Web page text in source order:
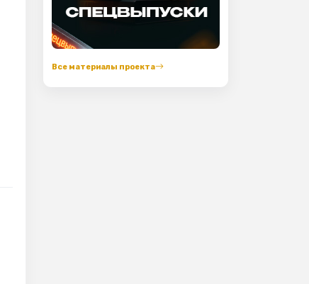
Все материалы проекта